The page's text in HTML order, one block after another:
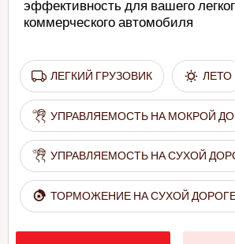
эффективность для вашего
коммерческого автомобиля
ЛЕГКИЙ ГРУЗОВИК ЛЕТО
УПРАВЛЯЕМОСТЬ НА МОКРОЙ
УПРАВЛЯЕМОСТЬ НА СУХОЙ
ТОРМОЖЕНИЕ НА СУХОЙ